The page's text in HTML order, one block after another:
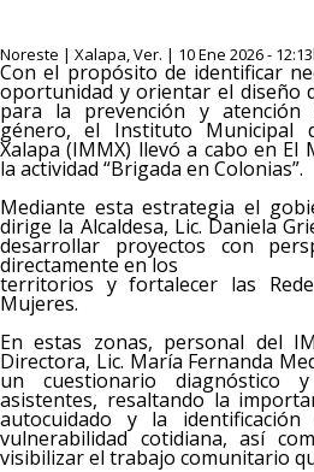
Noreste | Xalapa, Ver. | 10 Ene 2026 -
Con el propósito de identificar
oportunidad y orientar el diseño
para la prevención y atención
género, el Instituto Municipal
Xalapa (IMMX) llevó a cabo en El
la actividad “Brigada en Colonias”.
Mediante esta estrategia el
dirige la Alcaldesa, Lic. Daniela
desarrollar proyectos con
directamente en los
territorios y fortalecer las
Mujeres.
En estas zonas, personal del
Directora, Lic. María Fernanda
un cuestionario diagnóstico
asistentes, resaltando la
autocuidado y la
vulnerabilidad cotidiana, así
visibilizar el trabajo comunitario